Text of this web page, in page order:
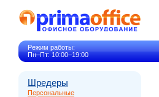
Режим работы:
Пн–Пт: 10:00–19:00
Шредеры
Персональные